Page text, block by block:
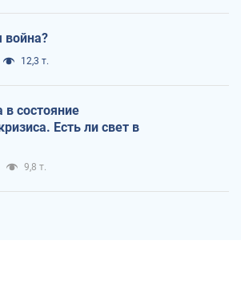
война?
12,3 т.
в состояние
Есть ли свет в
9,8 т.